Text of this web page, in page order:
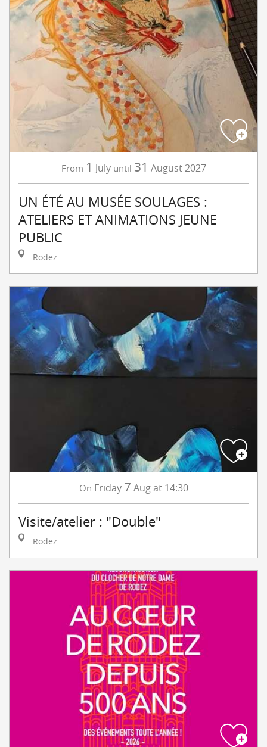
From 1 July until 31 August 2027
UN ÉTÉ AU MUSÉE SOULAGES :
ATELIERS ET ANIMATIONS JEUNE
PUBLIC
Rodez
On Friday 7 Aug at 14:30
Visite/atelier : "Double"
Rodez